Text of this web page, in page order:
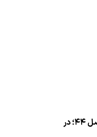
بازدید وزیر اقتصاد از نمایشگاه بین المللی كتاب تهران / هشدار وزیر اقتصاد به كارخانجات تولید كاغذ واگذارشده براساس اصل ۴۴؛ در